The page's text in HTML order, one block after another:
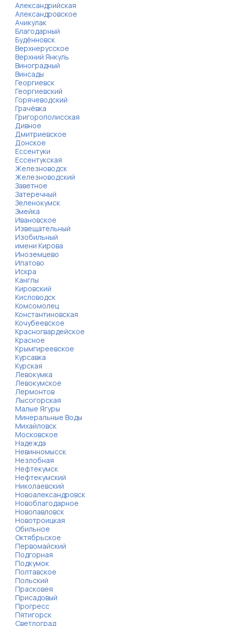
Александрийская
Александровское
Ачикулак
Благодарный
Будённовск
Верхнерусское
Верхний Янкуль
Виноградный
Винсады
Георгиевск
Георгиевский
Горячеводский
Грачёвка
Григорополисская
Дивное
Дмитриевское
Донское
Ессентуки
Ессентукская
Железноводск
Железноводский
Заветное
Затеречный
Зеленокумск
Змейка
Ивановское
Извещательный
Изобильный
имени Кирова
Иноземцево
Ипатово
Искра
Канглы
Кировский
Кисловодск
Комсомолец
Константиновская
Кочубеевское
Красногвардейское
Красное
Крымгиреевское
Курсавка
Курская
Левокумка
Левокумское
Лермонтов
Лысогорская
Малые Ягуры
Минеральные Воды
Михайловск
Московское
Надежда
Невинномысск
Незлобная
Нефтекумск
Нефтекумский
Николаевский
Новоалександровск
Новоблагодарное
Новопавловск
Новотроицкая
Обильное
Октябрьское
Первомайский
Подгорная
Подкумок
Полтавское
Польский
Прасковея
Присадовый
Прогресс
Пятигорск
Светлоград